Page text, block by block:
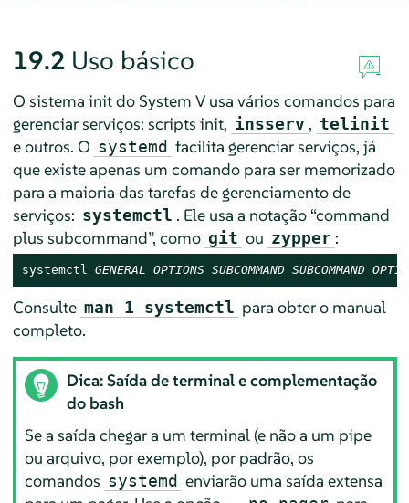
19.2 Uso básico
O sistema init do System V usa vários comandos para
gerenciar serviços: scripts init, insserv , telinit
e outros. O systemd facilita gerenciar serviços, já
que existe apenas um comando para ser memorizado
para a maioria das tarefas de gerenciamento de
serviços: systemctl . Ele usa a notação “command
plus subcommand”, como git ou zypper :
systemctl GENERAL OPTIONS SUBCOMMAND SUBCOMMAND
Consulte man 1 systemctl para obter o manual
completo.
Dica: Saída de terminal e complementação
do bash
Se a saída chegar a um terminal (e não a um pipe
ou arquivo, por exemplo), por padrão, os
comandos systemd enviarão uma saída extensa